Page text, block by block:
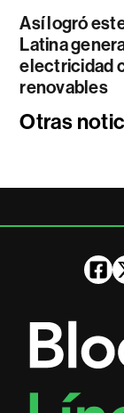
Así logró
Latina
electricidad
renovables
Otras